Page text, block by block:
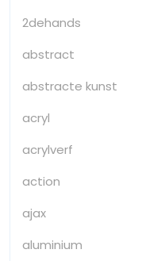
2dehands
abstract
abstracte kunst
acryl
acrylverf
action
ajax
aluminium